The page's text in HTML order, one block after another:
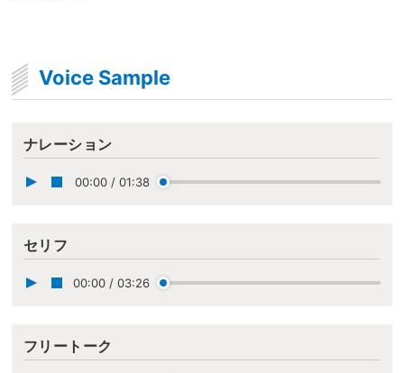
Voice Sample
ナレーション
00:00 / 01:38
セリフ
00:00 / 03:26
フリートーク